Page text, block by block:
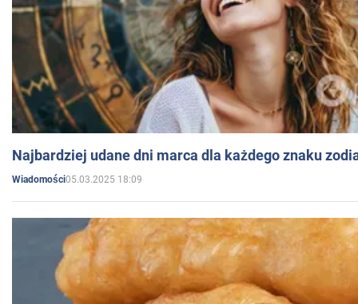
Najbardziej udane dni marca dla każdego znaku
Wiadomości05.03.2025 18:09